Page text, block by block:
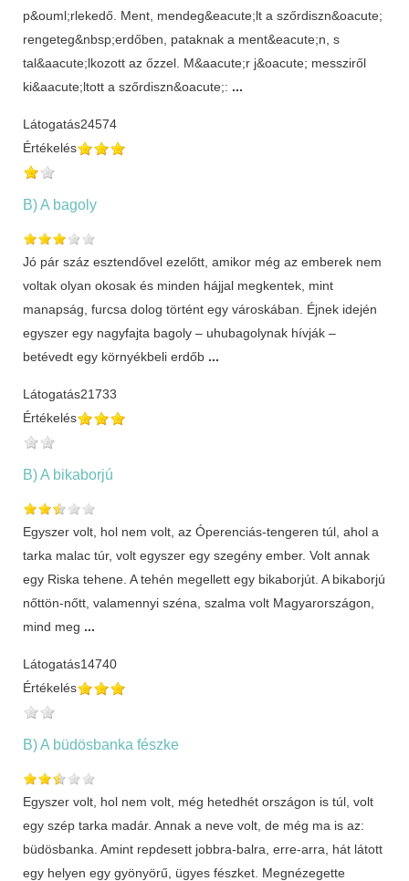
p&ouml;rlekedő. Ment, mendeg&eacute;lt a szőrdiszn&oacute;
rengeteg&nbsp;erdőben, pataknak a ment&eacute;n, s
tal&aacute;lkozott az őzzel. M&aacute;r j&oacute; messziről
ki&aacute;ltott a szőrdiszn&oacute;: ...
Látogatás24574
Értékelés
B) A bagoly
Jó pár száz esztendővel ezelőtt, amikor még az emberek nem
voltak olyan okosak és minden hájjal megkentek, mint
manapság, furcsa dolog történt egy városkában. Éjnek idején
egyszer egy nagyfajta bagoly – uhubagolynak hívják –
betévedt egy környékbeli erdőb ...
Látogatás21733
Értékelés
B) A bikaborjú
Egyszer volt, hol nem volt, az Óperenciás-tengeren túl, ahol a
tarka malac túr, volt egyszer egy szegény ember. Volt annak
egy Riska tehene. A tehén megellett egy bikaborjút. A bikaborjú
nőttön-nőtt, valamennyi széna, szalma volt Magyarországon,
mind meg ...
Látogatás14740
Értékelés
B) A büdösbanka fészke
Egyszer volt, hol nem volt, még hetedhét országon is túl, volt
egy szép tarka madár. Annak a neve volt, de még ma is az:
büdösbanka. Amint repdesett jobbra-balra, erre-arra, hát látott
egy helyen egy gyönyörű, ügyes fészket. Megnézegette